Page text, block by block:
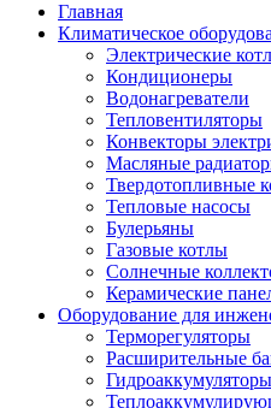
Главная
Климатическое
Электрические
Кондиционеры
Водонагреватели
Тепловентиляторы
Конвекторы
Масляные
Твердотопливные
Тепловые насосы
Булерьяны
Газовые котлы
Солнечные
Керамические
Оборудование для
Терморегуляторы
Расширительные
Гидроаккумуляторы